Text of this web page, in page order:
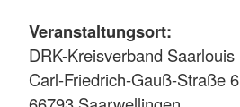
Veranstaltungsort:
DRK-Kreisverband Saarlouis
Carl-Friedrich-Gauß-Straße 6